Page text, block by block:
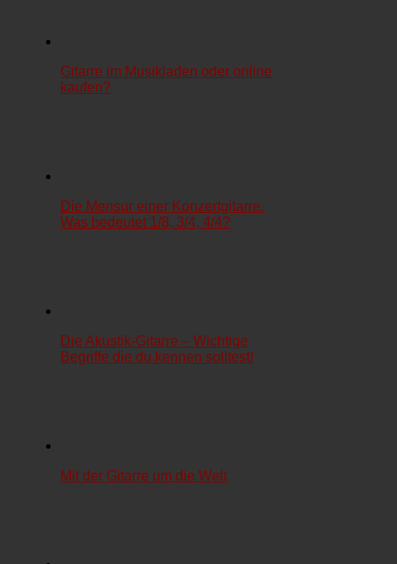
Gitarre im Musikladen oder online
kaufen?
Die Mensur einer Konzertgitarre.
Was bedeutet 1/8, 3/4, 4/4?
Die Akustik-Gitarre – Wichtige
Begriffe die du kennen solltest!
Mit der Gitarre um die Welt